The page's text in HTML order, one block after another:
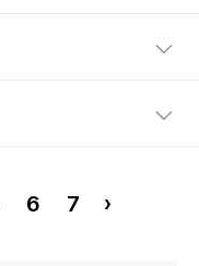
6 7 ›